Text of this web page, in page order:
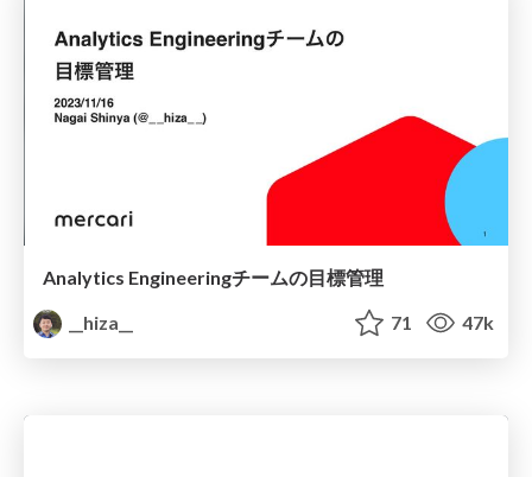
Analytics Engineeringチームの目標管理
__hiza__
71 47k